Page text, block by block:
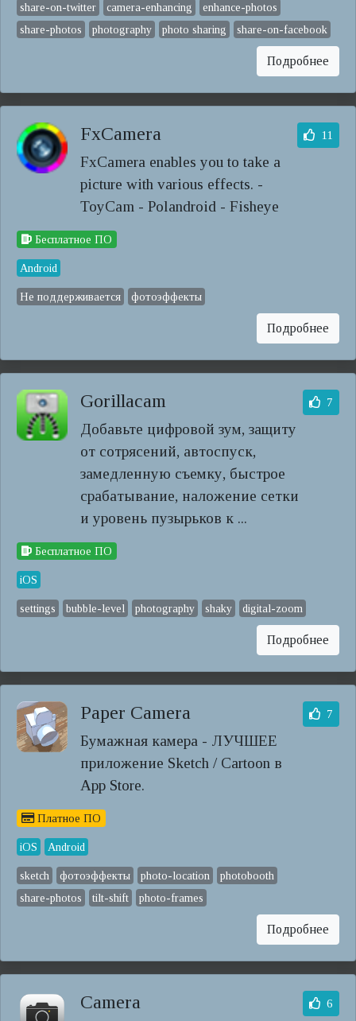
share-on-twitter
camera-enhancing
enhance-photos
share-photos
photography photo sharing share-on-facebook
Подробнее
FxCamera
FxCamera enables you to take a
picture with various effects. -
ToyCam - Polandroid - Fisheye
11
Бесплатное ПО
Android
Не поддерживается фотоэффекты
Подробнее
Gorillacam
Добавьте цифровой зум, защиту
от сотрясений, автоспуск,
замедленную съемку, быстрое
срабатывание, наложение сетки
и уровень пузырьков к ...
7
Бесплатное ПО
iOS
settings bubble-level photography shaky digital-zoom
Подробнее
Paper Camera
Бумажная камера - ЛУЧШЕЕ
приложение Sketch / Cartoon в
App Store.
7
Платное ПО
iOS Android
sketch фотоэффекты photo-location
photobooth
share-photos
tilt-shift photo-frames
Подробнее
Camera 6